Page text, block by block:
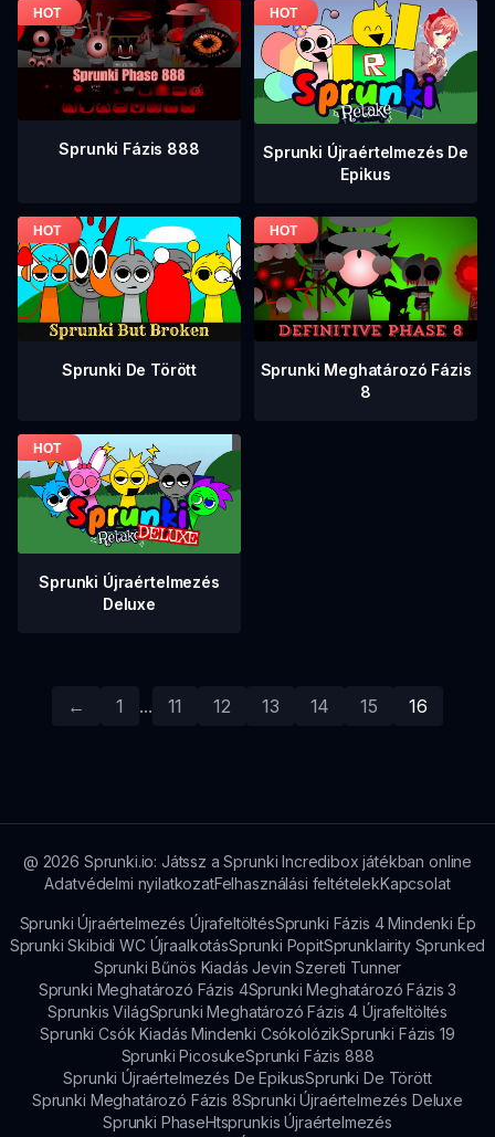
Sprunki Fázis 888
Sprunki Újraértelmezés De
Epikus
Sprunki De Törött
Sprunki Meghatározó Fázis
8
Sprunki Újraértelmezés
Deluxe
← 1 ... 11 12 13 14 15 16
@ 2026 Sprunki.io: Játssz a Sprunki Incredibox játékban online
Adatvédelmi nyilatkozatFelhasználási feltételekKapcsolat
Sprunki Újraértelmezés ÚjrafeltöltésSprunki Fázis 4 Mindenki Ép
Sprunki Skibidi WC ÚjraalkotásSprunki PopitSprunklairity Sprunked
Sprunki Bűnös Kiadás Jevin Szereti Tunner
Sprunki Meghatározó Fázis 4Sprunki Meghatározó Fázis 3
Sprunkis VilágSprunki Meghatározó Fázis 4 Újrafeltöltés
Sprunki Csók Kiadás Mindenki CsókolózikSprunki Fázis 19
Sprunki PicosukeSprunki Fázis 888
Sprunki Újraértelmezés De EpikusSprunki De Törött
Sprunki Meghatározó Fázis 8Sprunki Újraértelmezés Deluxe
Sprunki PhaseHtsprunkis Újraértelmezés